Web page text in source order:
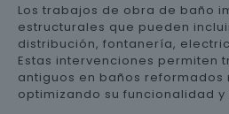
Los trabajos de obra de baño
estructurales que pueden
distribución, fontanería,
Estas intervenciones permiten
antiguos en baños reformados
optimizando su funcionalidad y